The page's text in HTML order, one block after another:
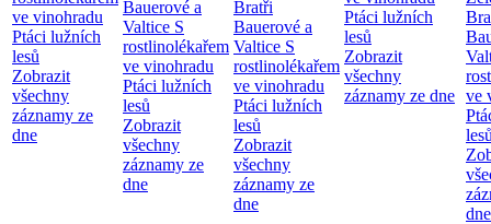
ve vinohradu
Ptáci lužních
lesů
Zobrazit
všechny
záznamy ze
dne
Bauerové a
Valtice S
rostlinolékařem
ve vinohradu
Ptáci lužních
lesů
Zobrazit
všechny
záznamy ze
dne
Bratři
Bauerové a
Valtice S
rostlinolékařem
ve vinohradu
Ptáci lužních
lesů
Zobrazit
všechny
záznamy ze
dne
Ptáci lužních
lesů
Zobrazit
všechny
záznamy ze dne ve
dne